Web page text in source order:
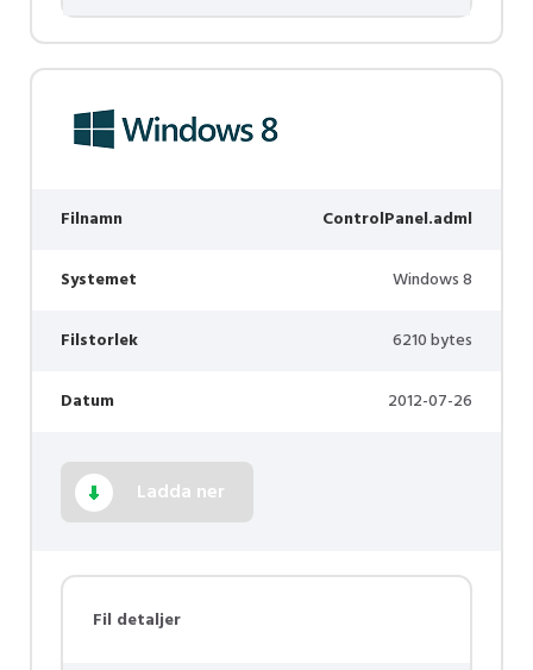
Filnamn ControlPanel.adml
Systemet Windows 8
Filstorlek 6210 bytes
Datum 2012-07-26
Ladda ner
Fil detaljer